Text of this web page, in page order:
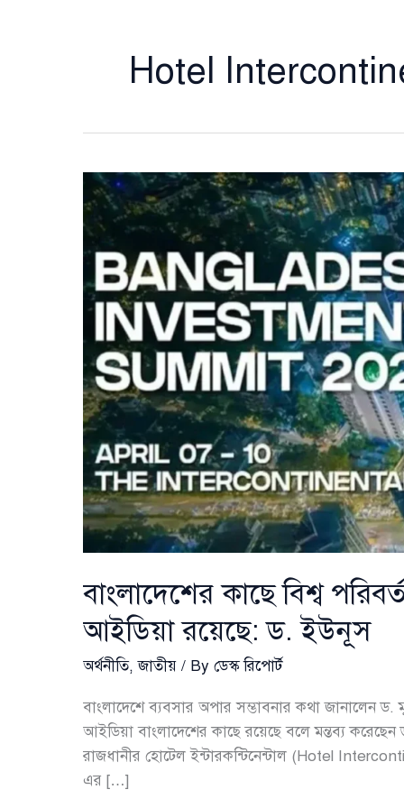
Hotel
বাংলাদেশের কাছে বিশ্ব
আইডিয়া রয়েছে: ড. ইউনূস
অর্থনীতি,জাতীয় / By ডেস্ক রিপোর্ট
বাংলাদেশে ব্যবসার অপার সম্ভাবনার কথা জানালেন
আইডিয়া বাংলাদেশের কাছে রয়েছে বলে মন্তব্য
রাজধানীর হোটেল ইন্টারকন্টিনেন্টাল (Hotel
এর […]